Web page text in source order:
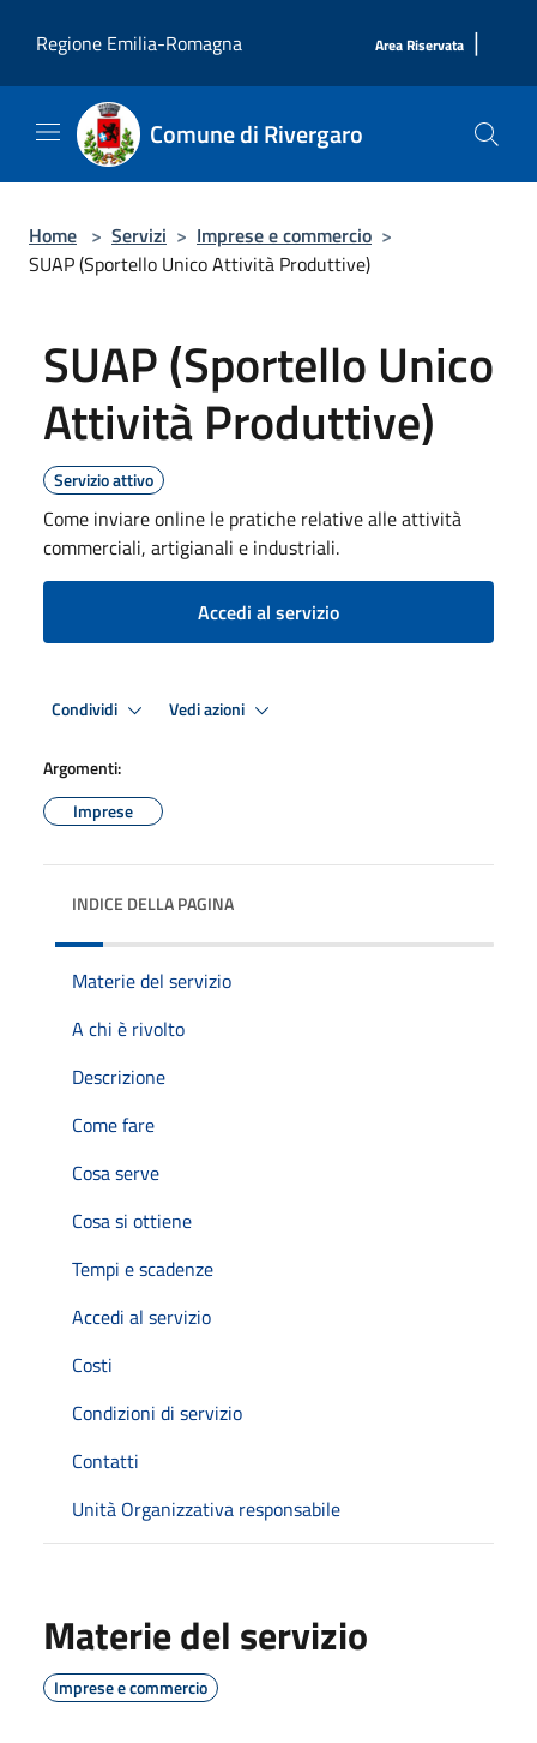
Regione Emilia-Romagna
Area Riservata |
Comune di Rivergaro
Home > Servizi > Imprese e commercio >
SUAP (Sportello Unico Attività Produttive)
SUAP (Sportello Unico
Attività Produttive)
Servizio attivo
Come inviare online le pratiche relative alle attività
commerciali, artigianali e industriali.
Accedi al servizio
Condividi Vedi azioni
Argomenti:
Imprese
INDICE DELLA PAGINA
Materie del servizio
A chi è rivolto
Descrizione
Come fare
Cosa serve
Cosa si ottiene
Tempi e scadenze
Accedi al servizio
Costi
Condizioni di servizio
Contatti
Unità Organizzativa responsabile
Materie del servizio
Imprese e commercio